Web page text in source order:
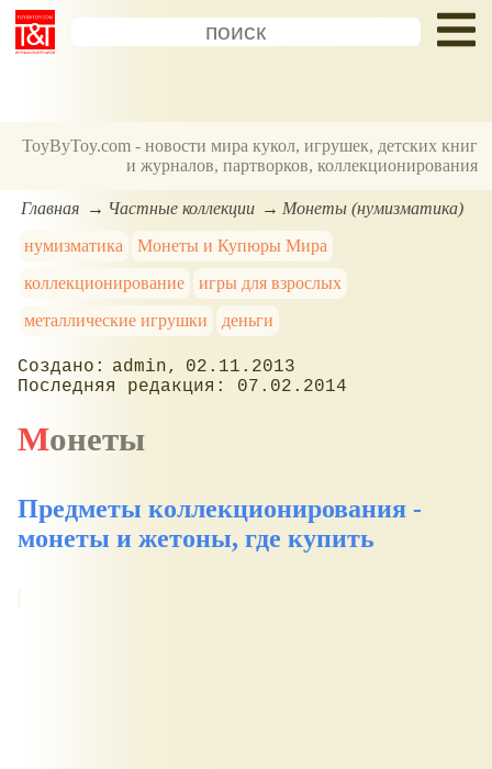
ToyByToy.com - новости мира кукол, игрушек, детских книг
и журналов, партворков, коллекционирования
Главная Частные коллекции
Монеты (нумизматика)
нумизматика
Монеты и Купюры Мира
коллекционирование
игры для взрослых
металлические игрушки
деньги
admin
02.11.2013
07.02.2014
Монеты
Предметы коллекционирования -
монеты и жетоны, где купить